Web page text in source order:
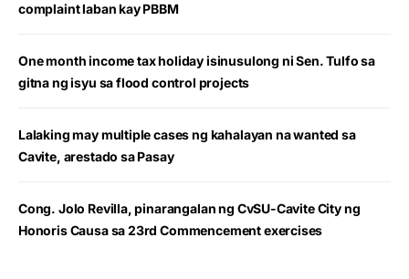
complaint laban kay PBBM
One month income tax holiday isinusulong ni Sen. Tulfo sa
gitna ng isyu sa flood control projects
Lalaking may multiple cases ng kahalayan na wanted sa
Cavite, arestado sa Pasay
Cong. Jolo Revilla, pinarangalan ng CvSU-Cavite City ng
Honoris Causa sa 23rd Commencement exercises